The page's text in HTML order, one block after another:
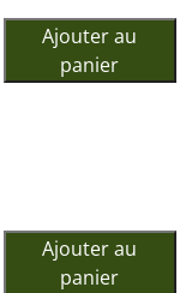
Ajouter au
panier
Ajouter au
panier